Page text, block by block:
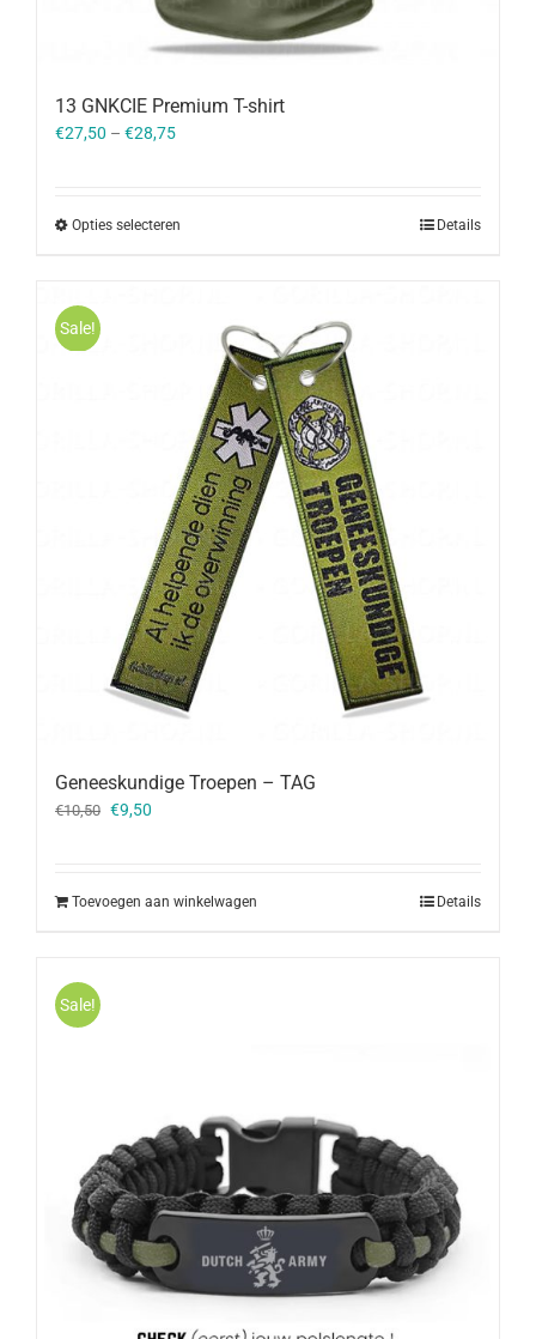
13 GNKCIE Premium T-shirt
€27,50 – €28,75
Opties selecteren Details
Sale!
Geneeskundige Troepen – TAG
€10,50 Oorspronkelijke
€9,50
Toevoegen aan winkelwagen Details
Sale!